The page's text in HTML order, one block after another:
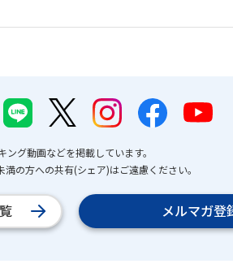
グ動画などを掲載しています。
の方への共有(シェア)はご遠慮ください。
メルマガ登